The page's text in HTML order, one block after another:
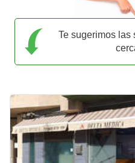
Te sugerimos las